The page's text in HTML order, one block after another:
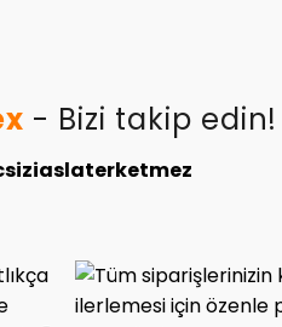
- Bizi takip edin!